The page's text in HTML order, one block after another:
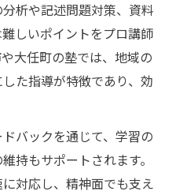
析や記述問題対策、資料
しいポイントをプロ講師
大任町の塾では、地域の
た指導が特徴であり、効
バックを通じて、学習の
持もサポートされます。
対応し、精神面でも支え